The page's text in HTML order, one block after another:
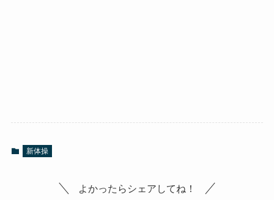
新体操
よかったらシェアしてね！